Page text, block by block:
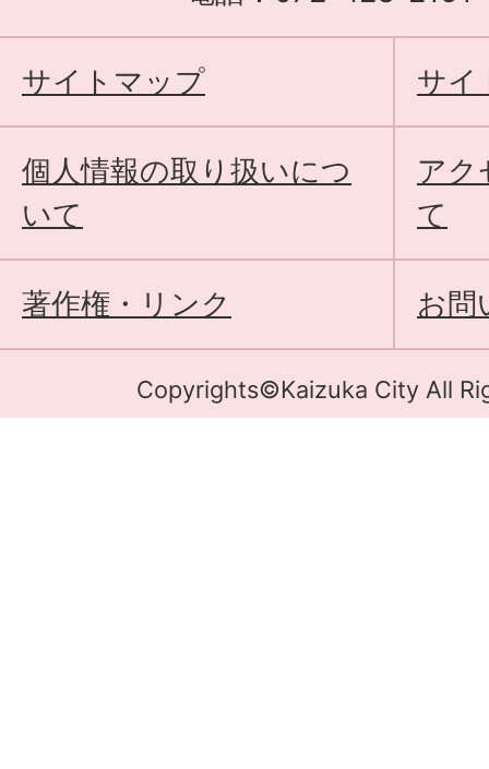
サイトマップ サイ
個人情報の取り扱いにつ
いて
アク
て
著作権・リンク お問
Copyrights©Kaizuka City All